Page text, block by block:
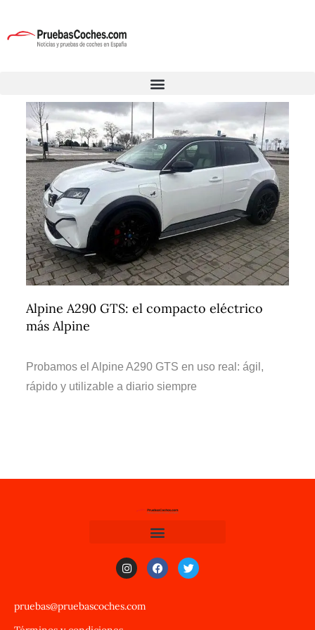
Alpine A290 GTS: el compacto eléctrico
más Alpine
Probamos el Alpine A290 GTS en uso real: ágil,
rápido y utilizable a diario siempre
pruebas@pruebascoches.com